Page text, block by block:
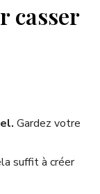
casser
Gardez votre
suffit à créer